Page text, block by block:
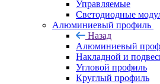
Управляемые
Светодиодные
Алюминиевый профиль
Назад
Алюминиевый
Накладной и
Угловой профиль
Круглый профиль